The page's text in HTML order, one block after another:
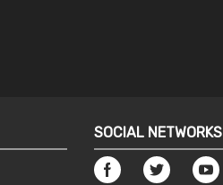
SOCIAL NETWORKS